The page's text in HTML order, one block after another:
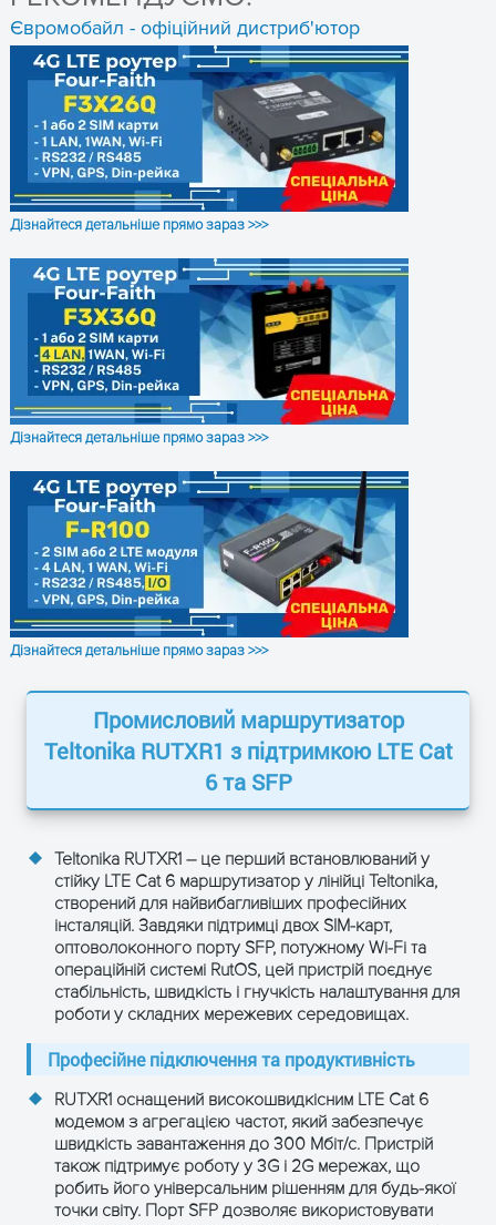
Євромобайл - офіційний дистриб'ютор
Дізнайтеся детальніше прямо зараз >>>
Дізнайтеся детальніше прямо зараз >>>
Дізнайтеся детальніше прямо зараз >>>
Промисловий маршрутизатор
Teltonika RUTXR1 з підтримкою LTE Cat
6 та SFP
Teltonika RUTXR1 – це перший встановлюваний у
стійку LTE Cat 6 маршрутизатор у лінійці Teltonika,
створений для найвибагливіших професійних
інсталяцій. Завдяки підтримці двох SIM-карт,
оптоволоконного порту SFP, потужному Wi-Fi та
операційній системі RutOS, цей пристрій поєднує
стабільність, швидкість і гнучкість налаштування для
роботи у складних мережевих середовищах.
Професійне підключення та продуктивність
RUTXR1 оснащений високошвидкісним LTE Cat 6
модемом з агрегацією частот, який забезпечує
швидкість завантаження до 300 Мбіт/с. Пристрій
також підтримує роботу у 3G і 2G мережах, що
робить його універсальним рішенням для будь-якої
точки світу. Порт SFP дозволяє використовувати
Антени
2× SMA для LTE, 2× RP-SMA
для Wi-Fi (зовнішні)
Потужність
передавача
WCDMA: 24 dBm; LTE: 23 dBm;
Wi-Fi: 23 dBm
SIM-карти 2× Mini SIM (2FF)
інтерфейси
4× Gigabit Ethernet
(10/100/1000)
Додаткові
інтерфейси
1× USB-A 2.0, 1× SFP, 1×
консольний порт RS-232, 2× 4-
pin роз'єми живлення
(основний і резервний)
ARM Cortex A7, 717 МГц, 4
ядра
Оперативна
пам’ять
256 МБ DDR3
Flash-пам’ять 256 МБ SPI Flash
Операційна
RutOS
кількість
Понад 10 (до 150)
Управління
виклик, TR-069, MQTT, SNMP,
JSON-RPC, Modbus, RMS
Безпека
WPA3-EAP, WPA3-SAE, WPA2-
Enterprise-PEAP, WPA2-PSK,
WEP
Підтримувані
протоколи
DNS, HTTP, HTTPS, FTP, SMTP,
SSL v3, TLS, ARP, VRRP, PPP,
PPPoE, UPNP, SSH, DHCP, Telnet,
SNMP, MQTT, Wake On Lan
Мережеві
Wi-Fi 1 (802.11b), Wi-Fi 3
(802.11g), Wi-Fi 4 (802.11n), Wi-
ОТРИМАТИ КОНСУЛЬТАЦІЮ